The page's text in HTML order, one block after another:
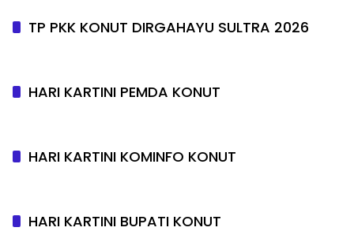
TP PKK KONUT DIRGAHAYU SULTRA 2026
HARI KARTINI PEMDA KONUT
HARI KARTINI KOMINFO KONUT
HARI KARTINI BUPATI KONUT